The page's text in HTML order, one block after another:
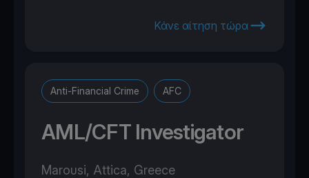
Κάνε αίτηση τώρα
Anti-Financial Crime AFC
AML/CFT Investigator
Marousi, Attica, Greece